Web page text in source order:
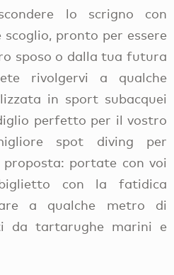
lo scrigno con
scoglio, pronto per essere
sposo o dalla tua futura
rivolgervi a qualche
in sport subacquei
perfetto per il vostro
spot diving per
portate con voi
con la fatidica
a qualche metro di
da tartarughe marini e